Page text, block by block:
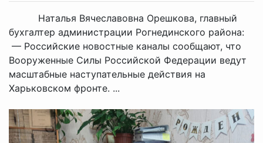
Наталья Вячеславовна Орешкова, главный
бухгалтер администрации Рогнединского района:
— Российские новостные каналы сообщают, что
Вооруженные Силы Российской Федерации ведут
масштабные наступательные действия на
Харьковском фронте. ...